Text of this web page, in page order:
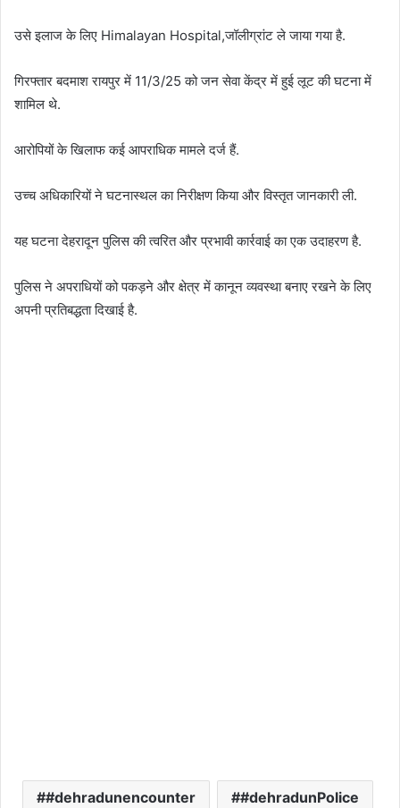
उसे इलाज के लिए Himalayan Hospital,जॉलीग्रांट ले जाया गया है.
गिरफ्तार बदमाश रायपुर में 11/3/25 को जन सेवा केंद्र में हुई लूट की घटना में
शामिल थे.
आरोपियों के खिलाफ कई आपराधिक मामले दर्ज हैं.
उच्च अधिकारियों ने घटनास्थल का निरीक्षण किया और विस्तृत जानकारी ली.
यह घटना देहरादून पुलिस की त्वरित और प्रभावी कार्रवाई का एक उदाहरण है.
पुलिस ने अपराधियों को पकड़ने और क्षेत्र में कानून व्यवस्था बनाए रखने के लिए
अपनी प्रतिबद्धता दिखाई है.
#dehradunencounter #dehradunPolice